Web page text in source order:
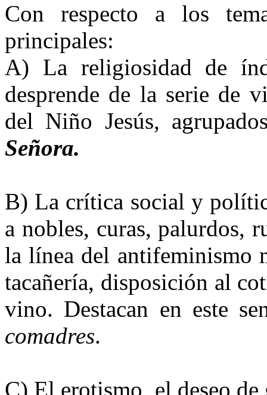
Con respecto a los
principales:
A) La religiosidad de
desprende de la serie de
del Niño Jesús,
Señora.
B) La crítica social y
a nobles, curas, palurdos,
la línea del antifeminismo
tacañería, disposición al
vino. Destacan en este
comadres.
C) El erotismo, el deseo